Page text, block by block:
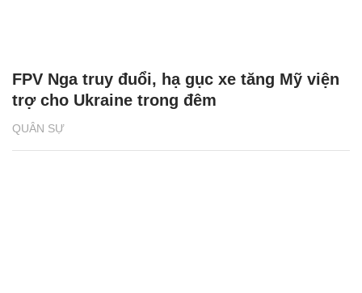
QUÂN SỰ
FPV Nga truy đuổi, hạ gục xe tăng Mỹ viện
trợ cho Ukraine trong đêm